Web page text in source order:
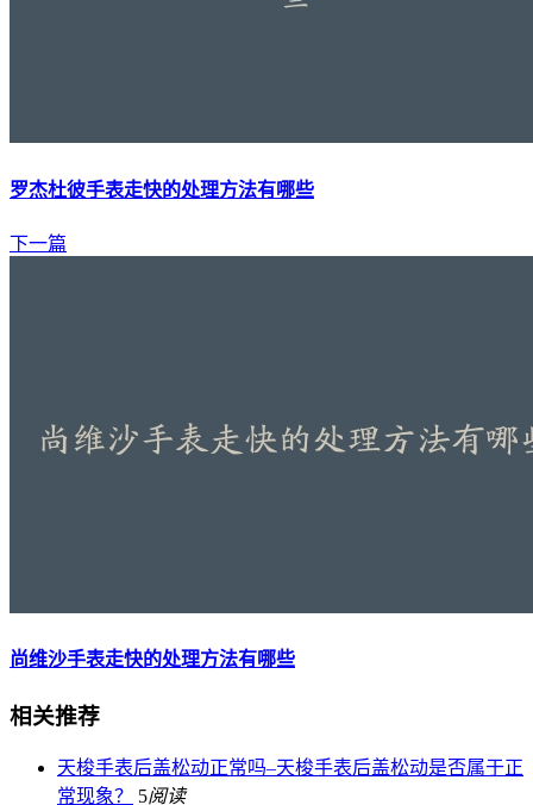
罗杰杜彼手表走快的处理方法有哪些
下一篇
尚维沙手表走快的处理方法有哪些
相关推荐
天梭手表后盖松动正常吗–天梭手表后盖松动是否属于正
常现象？
5阅读